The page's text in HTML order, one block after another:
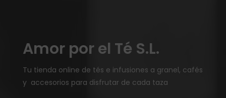
Amor por el Té S.L.
Tu tienda online de tés e infusiones a granel, cafés
y accesorios para disfrutar de cada taza